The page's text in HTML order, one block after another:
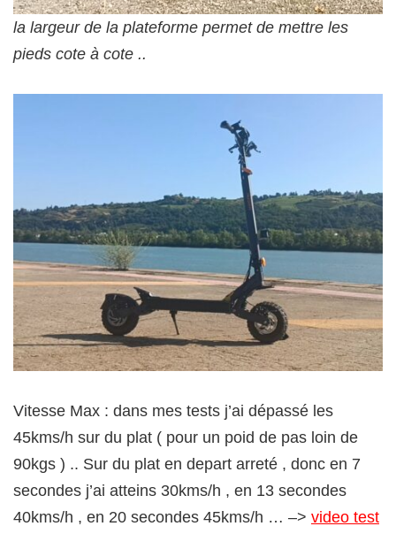
la largeur de la plateforme permet de mettre les
pieds cote à cote ..
Vitesse Max : dans mes tests j’ai dépassé les
45kms/h sur du plat ( pour un poid de pas loin de
90kgs ) .. Sur du plat en depart arreté , donc en 7
secondes j’ai atteins 30kms/h , en 13 secondes
40kms/h , en 20 secondes 45kms/h … –> video test